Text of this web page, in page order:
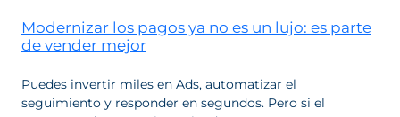
Modernizar los pagos ya no es un lujo: es parte
de vender mejor
Puedes invertir miles en Ads, automatizar el
seguimiento y responder en segundos. Pero si el